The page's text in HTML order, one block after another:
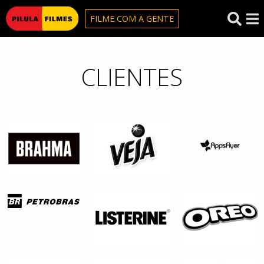
Pilula Filmes
FILME COM A GENTE
CLIENTES